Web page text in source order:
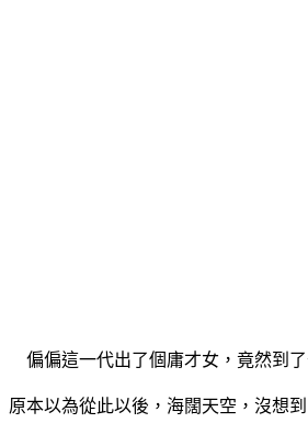
偏偏這一代出了個庸才女，竟然到
原本以為從此以後，海闊天空，沒想